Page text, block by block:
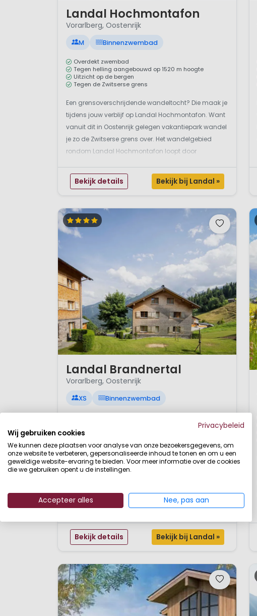
Landal Hochmontafon
Vorarlberg, Oostenrijk
M Binnenzwembad
Overdekt zwembad
Tegen helling aangebouwd op 1520 m hoogte
Uitzicht op de bergen
Tegen de Zwitserse grens
Een grensoverschrijdende wandeltocht? Die maak je
tijdens jouw verblijf op Landal Hochmontafon. Want
vanuit dit in Oostenrijk gelegen vakantiepark wandel
je zo de Zwitserse grens over. Het wandelgebied
rondom Landal Hochmontafon loopt door
hut. Het park beschikt over 93 appartementen
verdeeld over ...
Bekijk details Bekijk bij Landal »
Landal Brandnertal
Vorarlberg, Oostenrijk
XS Binnenzwembad
Uitzicht over het Klosterdal
Het Brandnertal, in het uiterste westen van Oostenrijk,
ontdekken vanaf een mooi vakantiepark? Het
groene omgeving en fantastische uitzicht een
populaire bestemming zeker bij de actieve
zeker genieten van de mooie omgevin en het
berglandschap. Naas...
Bekijk details Bekijk bij Landal »
Privacybeleid
Wij gebruiken cookies
We kunnen deze plaatsen voor analyse van onze bezoekersgegevens, om
onze website te verbeteren, gepersonaliseerde inhoud te tonen en om u een
geweldige website-ervaring te bieden. Voor meer informatie over de cookies
die we gebruiken opent u de instellingen.
Accepteer alles Nee, pas aan